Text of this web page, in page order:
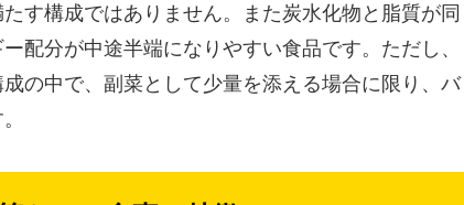
す構成ではありません。また炭水化物と脂質が同
配分が中途半端になりやすい食品です。ただし、
の中で、副菜として少量を添える場合に限り、バ